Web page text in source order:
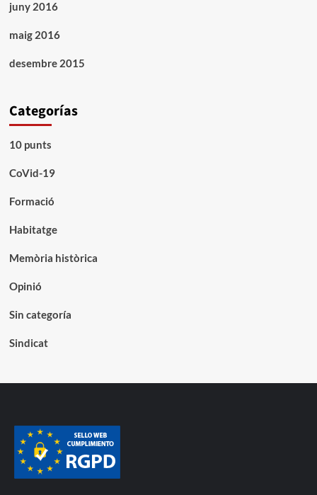
juny 2016
maig 2016
desembre 2015
Categorías
10 punts
CoVid-19
Formació
Habitatge
Memòria històrica
Opinió
Sin categoría
Sindicat